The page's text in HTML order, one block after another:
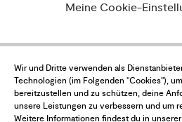
Meine Cookie-
Möchtest du über alle
dem Laufenden sein?
Abonniere den Newsletter
Wir und Dritte verwenden als
Technologien (im Folgenden "Cookies"),
bereitzustellen und zu schützen, deine
unsere Leistungen zu verbessern und um
Weitere Informationen findest du in unserer